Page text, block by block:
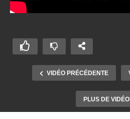
VIDÉO PRÉCÉDENTE
PLUS DE